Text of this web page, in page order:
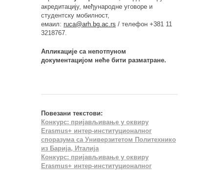
акредитацију, међународне уговоре и
студентску мобилност,
емаил: ruca@arh.bg.ac.rs / телефон +381 11
3218767.
Апликације са непотпуном
документацијом неће бити разматране.
Повезани текстови:
Конкурс: пријављивање у оквиру
Erasmus+ интер-институционалног
споразума са Универзитетом Политехнико
из Барија, Италија
Конкурс: пријављивање у оквиру
Erasmus+ интер-институционалног